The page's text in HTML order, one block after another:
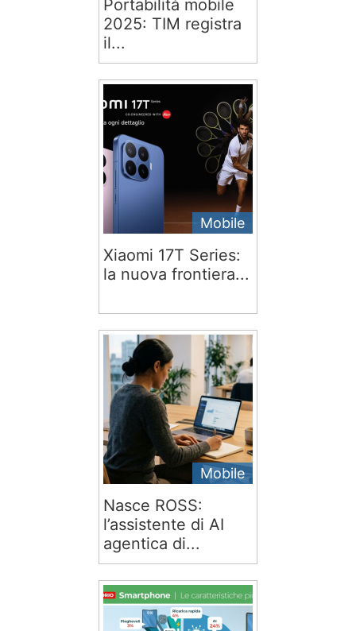
Portabilità mobile
2025: TIM registra
il...
Mobile
Xiaomi 17T Series:
la nuova frontiera...
Mobile
Nasce ROSS:
l’assistente di AI
agentica di...